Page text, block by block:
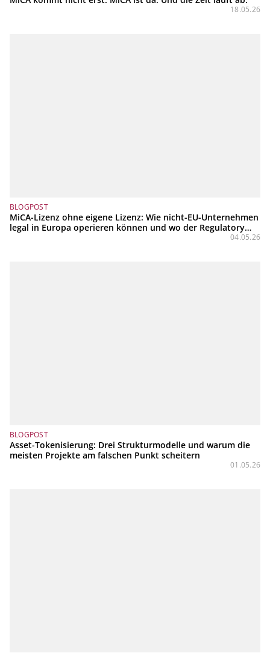
18.05.26
BLOGPOST
MiCA-Lizenz ohne eigene Lizenz: Wie nicht-EU-Unternehmen
legal in Europa operieren können und wo der Regulatory
04.05.26
BLOGPOST
Asset-Tokenisierung: Drei Strukturmodelle und warum die
meisten Projekte am falschen Punkt scheitern
01.05.26